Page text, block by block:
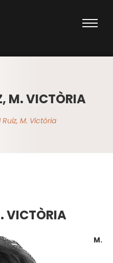
M. VICTÒRIA
M. Victòria
VICTÒRIA
M.